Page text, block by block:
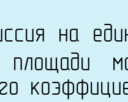
на
площади